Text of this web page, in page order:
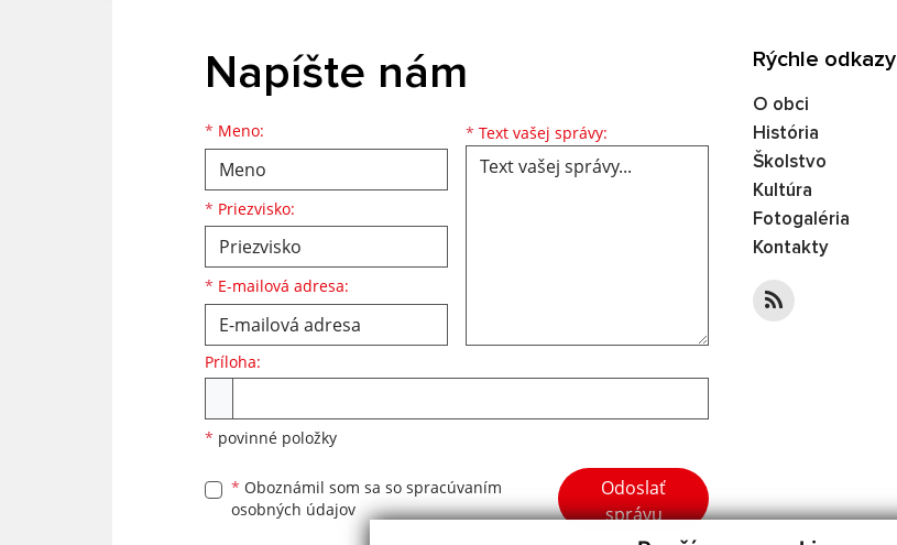
Napíšte nám
* Meno:
Meno
* Priezvisko:
Priezvisko
* E-mailová adresa:
E-mailová adresa * Text vašej správy: Text vašej správy...
Príloha:
* povinné položky
* Oboznámil som sa so spracúvaním
osobných údajov
Google reCaptcha Response
Odoslať
správu
Rýchle odkazy
O obci
História
Školstvo
Kultúra
Fotogaléria
Kontakty